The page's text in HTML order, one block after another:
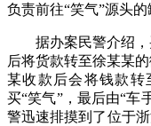
负责前往“笑气”源头的
据办案民警介绍，
后将货款转至徐某某
某收款后会将钱款转
买“笑气”，最后由“车
警迅速排摸到了位于